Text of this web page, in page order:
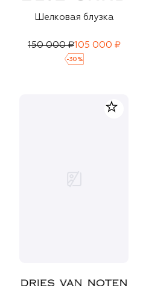
Шелковая блузка
150 000 ₽105 000 ₽
-30 %